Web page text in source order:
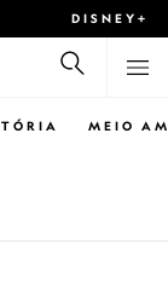
DISNEY+
MEIO